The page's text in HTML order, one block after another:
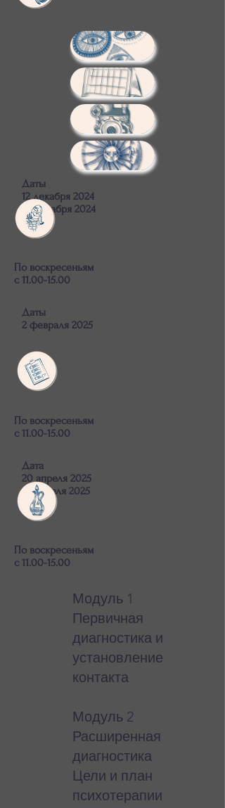
Даты
12 декабря 2024
22 декабря 2024
По воскресеньям
с 11.00-15.00
Даты
2 февраля 2025
По воскресеньям
с 11.00-15.00
Дата
20 апреля 2025
27 апреля 2025
По воскресеньям
с 11.00-15.00
Модуль 1
Первичная
диагностика и
установление
контакта
Модуль 2
Расширенная
диагностика
Цели и план
психотерапии